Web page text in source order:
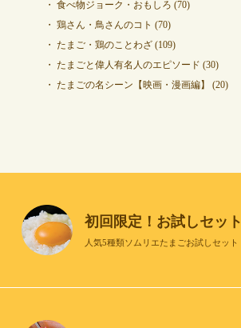
食べ物ジョーク・おもしろ (70)
鶏さん・鳥さんのコト (70)
たまご・鶏のことわざ(109)
たまごと偉人有名人のエピソード (30)
たまごの名シーン【映画・漫画編】
(20)
初回限定！お試しセット
人気5種類ソムリエたまごお試しセット